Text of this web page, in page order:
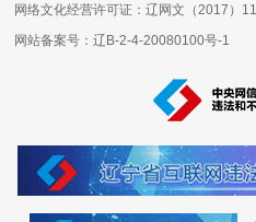
网络文化经营许可证：辽网文（2017）
网站备案号：辽B-2-4-20080100号-1